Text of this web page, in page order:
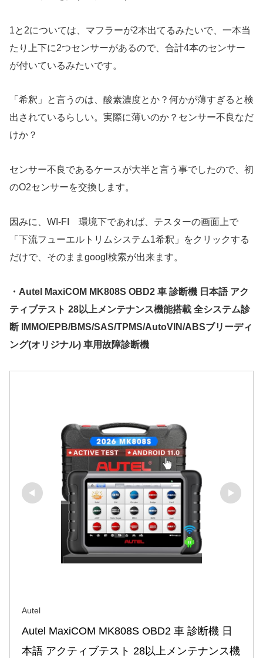
1と2については、マフラーが2本出てるみたいで、一本当
たり上下に2つセンサーがあるので、合計4本のセンサー
が付いているみたいです。
「希釈」と言うのは、酸素濃度とか？何かが薄すぎると検
出されているらしい。実際に薄いのか？センサー不良なだ
けか？
センサー不良であるケースが大半と言う事でしたので、初
のO2センサーを交換します。
因みに、WI-FI 環境下であれば、テスターの画面上で
「下流フューエルトリムシステム1希釈」をクリックする
だけで、そのままgoogl検索が出来ます。
・Autel MaxiCOM MK808S OBD2 車 診断機 日本語 アク
ティブテスト 28以上メンテナンス機能搭載 全システム診
断 IMMO/EPB/BMS/SAS/TPMS/AutoVIN/ABSブリーディ
ング(オリジナル) 車用故障診断機
Autel
Autel MaxiCOM MK808S OBD2 車 診断機 日
本語 アクティブテスト 28以上メンテナンス機